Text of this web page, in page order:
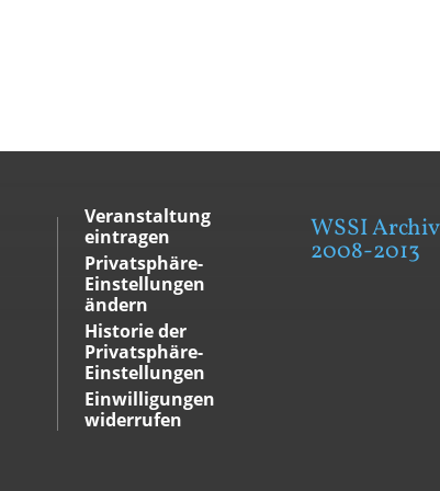
Veranstaltung
eintragen
Privatsphäre-
Einstellungen
ändern
Historie der
Privatsphäre-
Einstellungen
Einwilligungen
widerrufen
WSSI Archiv
2008-2013